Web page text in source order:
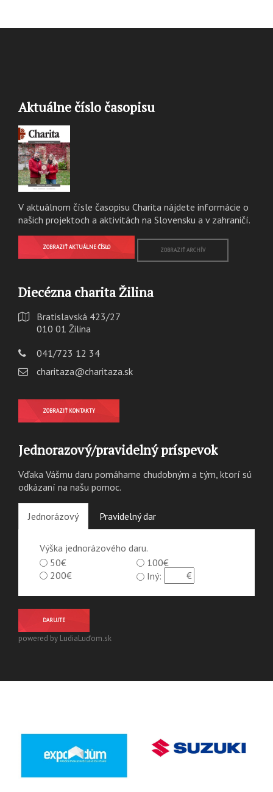
Aktuálne číslo časopisu
V aktuálnom čísle časopisu Charita nájdete informácie o
našich projektoch a aktivitách na Slovensku a v zahraničí.
ZOBRAZIŤ AKTUÁLNE ČÍSLO ZOBRAZIŤ ARCHÍV
Diecézna charita Žilina
Bratislavská 423/27
010 01 Žilina
041/723 12 34
charitaza@charitaza.sk
ZOBRAZIŤ KONTAKTY
Jednorazový/pravidelný príspevok
Vďaka Vášmu daru pomáhame chudobným a tým, ktorí sú
odkázaní na našu pomoc.
Jednorázový Pravidelný dar
Výška jednorázového daru.
50€
100€
200€
Iný:
DARUJTE
powered by LudiaLuďom.sk